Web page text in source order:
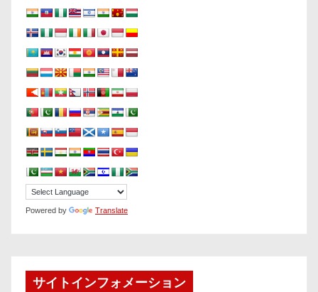
Powered by Translate
サイトインフォメーション